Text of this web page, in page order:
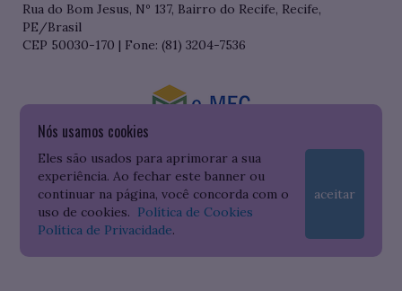
Nós usamos cookies
Eles são usados para aprimorar a sua
experiência. Ao fechar este banner ou
continuar na página, você concorda com o
uso de cookies. Política de Cookies
Política de Privacidade.
aceitar
Rua do Bom Jesus, Nº 137, Bairro do Recife, Recife,
PE/Brasil
CEP 50030-170 | Fone: (81) 3204-7536
Consulte o cadastro da Instituição no Sistema do e-MEC